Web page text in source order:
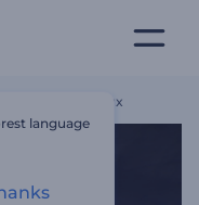
De Nuit Orageux
language